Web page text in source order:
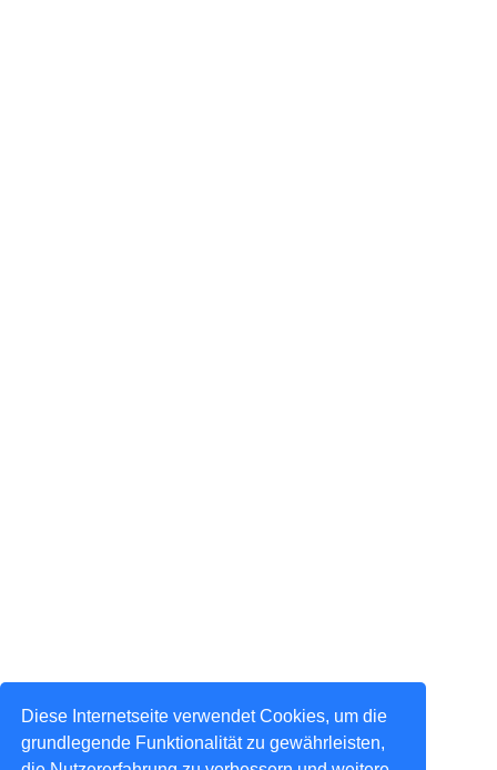
Diese Internetseite verwendet Cookies, um die
grundlegende Funktionalität zu gewährleisten,